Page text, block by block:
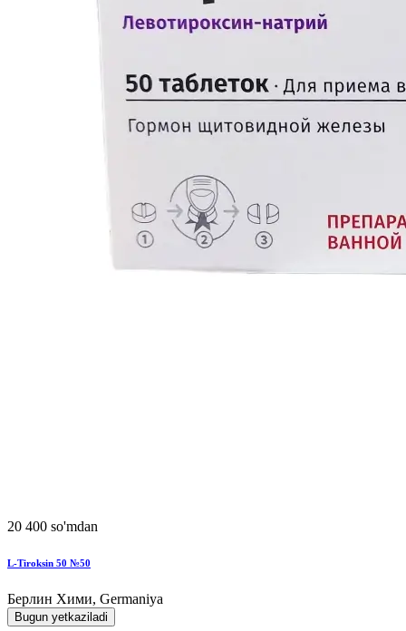
20 400 so'mdan
L-Tiroksin 50 №50
Берлин Хими, Germaniya
Bugun yetkaziladi